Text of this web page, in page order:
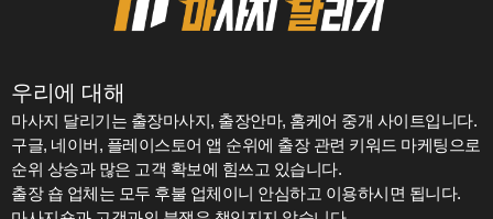
우리에 대해
마사지 달리기는 출장마사지, 출장안마, 홈케어 중개 사이트입니다.
구글, 네이버, 플레이스토어 앱 순위에 출장 관련 키워드 마케팅으로
순위 상승과 많은 고객 확보에 힘쓰고 있습니다.
출장 숍 업체는 모두 후불 업체이니 안심하고 이용하시면 됩니다.